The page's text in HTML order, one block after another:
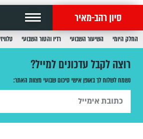
סיון רהב-מאיר
החלק היומי השיעור השבועי רדיו והטור השבועי
רוצה לקבל עדכונים למייל?
נשמח לשלוח לך באופן אישי סיכום שבועי מצוות האתר: